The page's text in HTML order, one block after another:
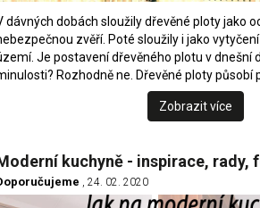
dávných dobách sloužily dřevěné ploty jako
zvěří. Poté sloužily i jako
Je postavení dřevěného plotu v dnešní
Rozhodně ne. Dřevěné ploty působí
Zobrazit více
kuchyně - inspirace, rady,
, 24. 02. 2020